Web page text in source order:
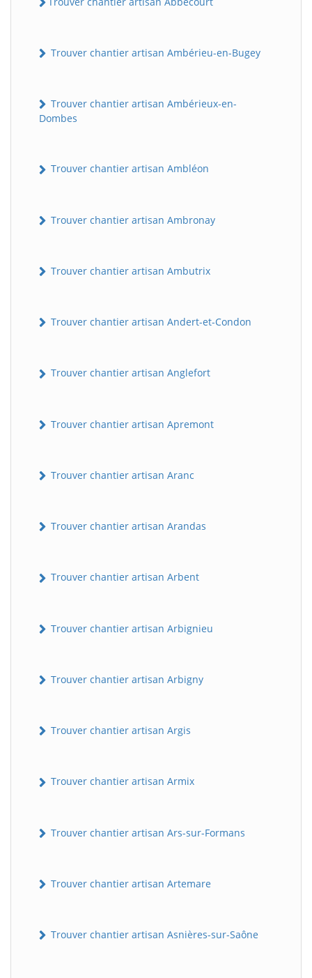
Trouver chantier artisan Ambérieu-en-Bugey
Trouver chantier artisan Ambérieux-en-
Dombes
Trouver chantier artisan Ambléon
Trouver chantier artisan Ambronay
Trouver chantier artisan Ambutrix
Trouver chantier artisan Andert-et-Condon
Trouver chantier artisan Anglefort
Trouver chantier artisan Apremont
Trouver chantier artisan Aranc
Trouver chantier artisan Arandas
Trouver chantier artisan Arbent
Trouver chantier artisan Arbignieu
Trouver chantier artisan Arbigny
Trouver chantier artisan Argis
Trouver chantier artisan Armix
Trouver chantier artisan Ars-sur-Formans
Trouver chantier artisan Artemare
Trouver chantier artisan Asnières-sur-Saône